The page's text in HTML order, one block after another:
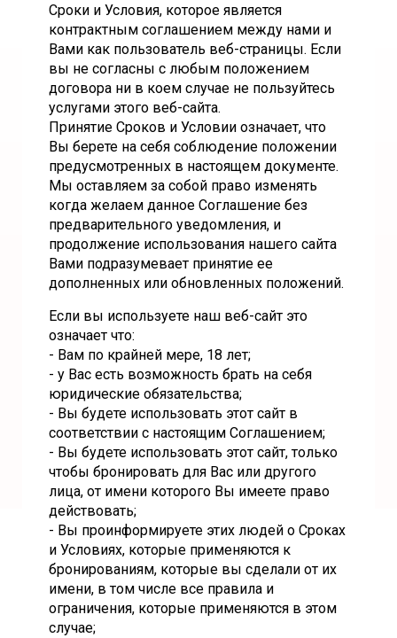
Сроки и Условия, которое является
контрактным соглашением между нами и
Вами как пользователь веб-страницы. Если
вы не согласны с любым положением
договора ни в коем случае не пользуйтесь
услугами этого веб-сайта.
Принятие Сроков и Условии означает, что
Вы берете на себя соблюдение положении
предусмотренных в настоящем документе.
Мы оставляем за собой право изменять
когда желаем данное Соглашение без
предварительного уведомления, и
продолжение использования нашего сайта
Вами подразумевает принятие ее
дополненных или обновленных положений.
Если вы используете наш веб-сайт это
означает что:
- Вам по крайней мере, 18 лет;
- у Вас есть возможность брать на себя
юридические обязательства;
- Вы будете использовать этот сайт в
соответствии с настоящим Соглашением;
- Вы будете использовать этот сайт, только
чтобы бронировать для Вас или другого
лица, от имени которого Вы имеете право
действовать;
- Вы проинформируете этих людей о Сроках
и Условиях, которые применяются к
бронированиям, которые вы сделали от их
имени, в том числе все правила и
ограничения, которые применяются в этом
случае;